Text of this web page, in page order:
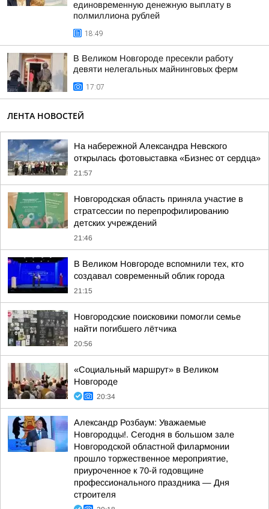
единовременную денежную выплату в
полмиллиона рублей
18:49
В Великом Новгороде пресекли работу
девяти нелегальных майнинговых ферм
17:07
ЛЕНТА НОВОСТЕЙ
На набережной Александра Невского
открылась фотовыставка «Бизнес от сердца»
21:57
Новгородская область приняла участие в
стратсессии по перепрофилированию
детских учреждений
21:46
В Великом Новгороде вспомнили тех, кто
создавал современный облик города
21:15
Новгородские поисковики помогли семье
найти погибшего лётчика
20:56
«Социальный маршрут» в Великом
Новгороде
20:34
Александр Розбаум: Уважаемые
Новгородцы!. Сегодня в большом зале
Новгородской областной филармонии
прошло торжественное мероприятие,
приуроченное к 70-й годовщине
профессионального праздника — Дня
строителя